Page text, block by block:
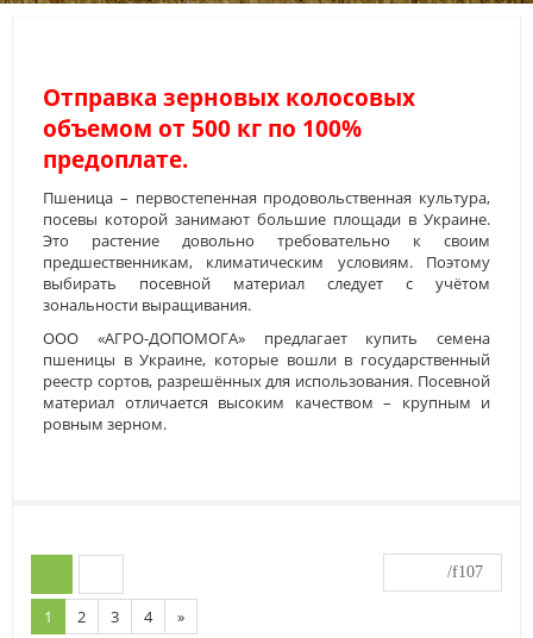
Отправка зерновых колосовых
объемом от 500 кг по 100%
предоплате.
Пшеница – первостепенная продовольственная культура,
посевы которой занимают большие площади в Украине.
Это растение довольно требовательно к своим
предшественникам, климатическим условиям. Поэтому
выбирать посевной материал следует с учётом
зональности выращивания.
ООО «АГРО-ДОПОМОГА» предлагает купить семена
пшеницы в Украине, которые вошли в государственный
реестр сортов, разрешённых для использования. Посевной
материал отличается высоким качеством – крупным и
ровным зерном.
1 2 3 4 »